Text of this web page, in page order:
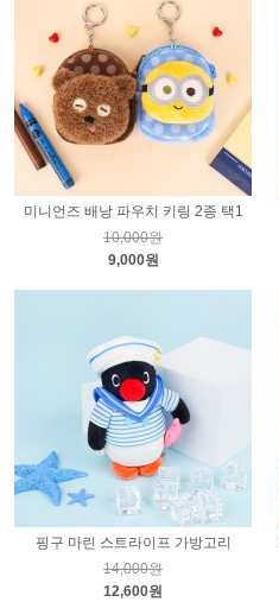
미니언즈 배낭 파우치 키링 2종 택1
10,000원
9,000원
핑구 마린 스트라이프 가방고리
14,000원
12,600원